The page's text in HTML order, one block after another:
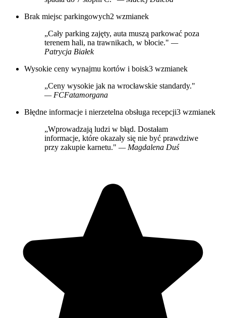
Brak miejsc parkingowych2 wzmianek
„Cały parking zajęty, auta muszą parkować poza
terenem hali, na trawnikach, w błocie." —
Patrycja Białek
Wysokie ceny wynajmu kortów i boisk3 wzmianek
„Ceny wysokie jak na wrocławskie standardy."
— FCFatamorgana
Błędne informacje i nierzetelna obsługa recepcji3 wzmianek
„Wprowadzają ludzi w błąd. Dostałam
informacje, które okazały się nie być prawdziwe
przy zakupie karnetu." — Magdalena Duś